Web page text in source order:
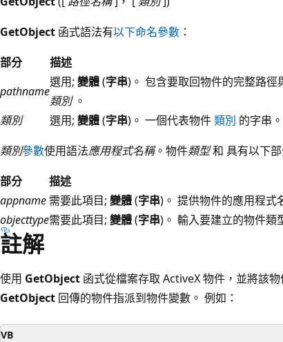
GetObject 函式語法有以下命名參數 ：
部分
描述
pathname
選用; 變體(字串)。 包含要取回物件的完整路徑
類別。
類別
選用; 變體(字串)。 一個代表物件類別 的字串。
類別參數使用語法應用程式名稱。物件類型和 具有以下部
部分
描述
appname 需要此項目; 變體(字串)。 提供物件的應用程式
objecttype需要此項目; 變體(字串)。 輸入要建立的物件類
註解
使用 GetObject 函式從檔案存取 ActiveX 物件，並將該
GetObject 回傳的物件指派到物件變數。 例如：
VB